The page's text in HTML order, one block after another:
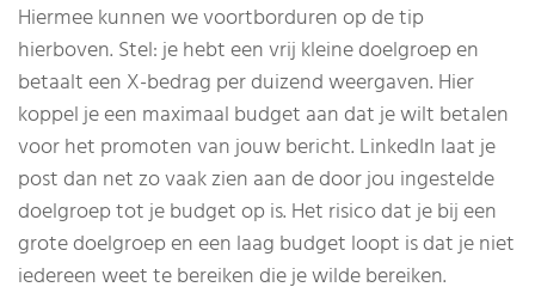
Hiermee kunnen we voortborduren op de tip
hierboven. Stel: je hebt een vrij kleine doelgroep en
betaalt een X-bedrag per duizend weergaven. Hier
koppel je een maximaal budget aan dat je wilt betalen
voor het promoten van jouw bericht. LinkedIn laat je
post dan net zo vaak zien aan de door jou ingestelde
doelgroep tot je budget op is. Het risico dat je bij een
grote doelgroep en een laag budget loopt is dat je niet
iedereen weet te bereiken die je wilde bereiken.